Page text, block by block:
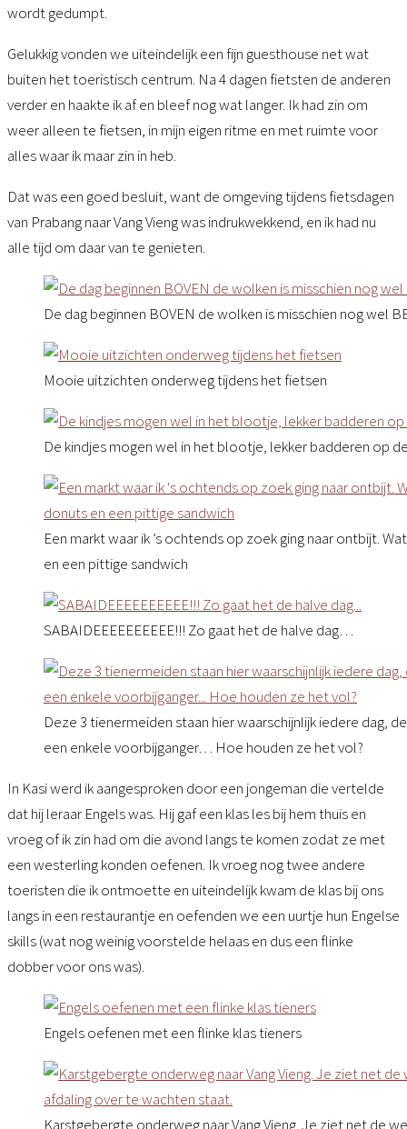
wordt gedumpt.
Gelukkig vonden we uiteindelijk een fijn guesthouse net wat
buiten het toeristisch centrum. Na 4 dagen fietsten de anderen
verder en haakte ik af en bleef nog wat langer. Ik had zin om
weer alleen te fietsen, in mijn eigen ritme en met ruimte voor
alles waar ik maar zin in heb.
Dat was een goed besluit, want de omgeving tijdens fietsdagen
van Prabang naar Vang Vieng was indrukwekkend, en ik had nu
alle tijd om daar van te genieten.
De dag beginnen BOVEN de wolken is misschien nog wel
Mooie uitzichten onderweg tijdens het fietsen
De kindjes mogen wel in het blootje, lekker badderen op
Een markt waar ik ’s ochtends op zoek ging naar ontbijt.
en een pittige sandwich
SABAIDEEEEEEEEEE!!! Zo gaat het de halve dag…
Deze 3 tienermeiden staan hier waarschijnlijk iedere dag,
een enkele voorbijganger… Hoe houden ze het vol?
In Kasi werd ik aangesproken door een jongeman die vertelde
dat hij leraar Engels was. Hij gaf een klas les bij hem thuis en
vroeg of ik zin had om die avond langs te komen zodat ze met
een westerling konden oefenen. Ik vroeg nog twee andere
toeristen die ik ontmoette en uiteindelijk kwam de klas bij ons
langs in een restaurantje en oefenden we een uurtje hun Engelse
skills (wat nog weinig voorstelde helaas en dus een flinke
dobber voor ons was).
Engels oefenen met een flinke klas tieners
Karstgebergte onderweg naar Vang Vieng. Je ziet net de